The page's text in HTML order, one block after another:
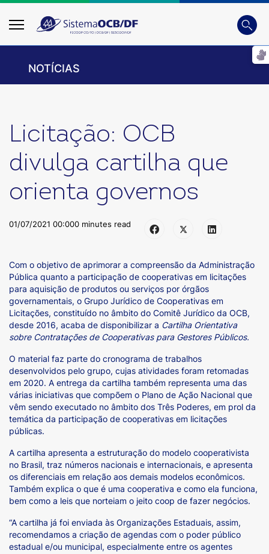
Busca
NOTÍCIAS
Licitação: OCB
divulga cartilha que
orienta governos
01/07/2021 00:000 minutes read
Com o objetivo de aprimorar a compreensão da Administração
Pública quanto a participação de cooperativas em licitações
para aquisição de produtos ou serviços por órgãos
governamentais, o Grupo Jurídico de Cooperativas em
Licitações, constituído no âmbito do Comitê Jurídico da OCB,
desde 2016, acaba de disponibilizar a Cartilha Orientativa
sobre Contratações de Cooperativas para Gestores Públicos.
O material faz parte do cronograma de trabalhos
desenvolvidos pelo grupo, cujas atividades foram retomadas
em 2020. A entrega da cartilha também representa uma das
várias iniciativas que compõem o Plano de Ação Nacional que
vêm sendo executado no âmbito dos Três Poderes, em prol da
temática da participação de cooperativas em licitações
públicas.
A cartilha apresenta a estruturação do modelo cooperativista
no Brasil, traz números nacionais e internacionais, e apresenta
os diferenciais em relação aos demais modelos econômicos.
Também explica o que é uma cooperativa e como ela funciona,
bem como a leis que norteiam o jeito coop de fazer negócios.
“A cartilha já foi enviada às Organizações Estaduais, assim,
recomendamos a criação de agendas com o poder público
estadual e/ou municipal, especialmente entre os agentes